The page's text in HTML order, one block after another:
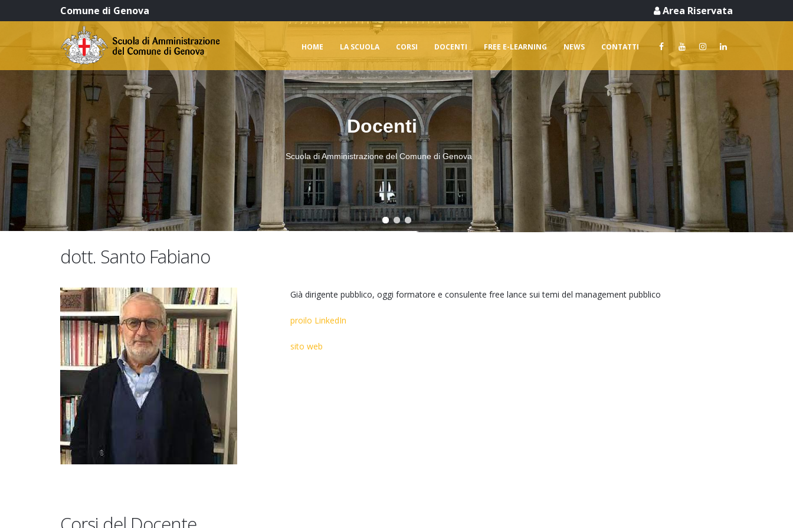
Comune di Genova Area Riservata
HOME LA SCUOLA CORSI DOCENTI FREE E-LEARNING NEWS CONTATTI
Docenti
Scuola di Amministrazione del Comune di Genova
dott. Santo Fabiano
Già dirigente pubblico, oggi formatore e consulente free lance sui temi del management pubblico
proilo LinkedIn
sito web